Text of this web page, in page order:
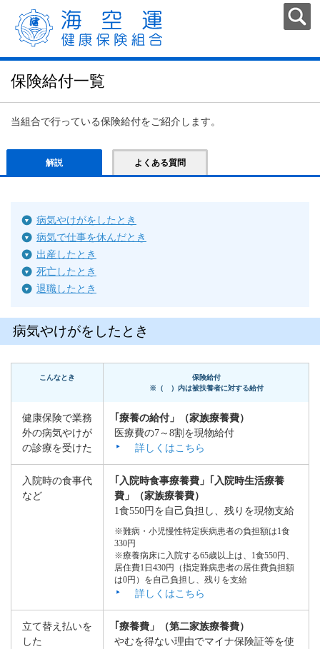
保険給付一覧
当組合で行っている保険給付をご紹介します。
解説 よくある質問
病気やけがをしたとき
病気で仕事を休んだとき
出産したとき
死亡したとき
退職したとき
病気やけがをしたとき
こんなとき
保険給付
※（ ）内は被扶養者に対する給付
健康保険で業務
外の病気やけが
の診療を受けた
｢療養の給付」（家族療養費）
医療費の7～8割を現物給付
詳しくはこちら
入院時の食事代
など
｢入院時食事療養費」｢入院時生活療養
費」（家族療養費）
1食550円を自己負担し、残りを現物支給
※難病・小児慢性特定疾病患者の負担額は1食
330円
※療養病床に入院する65歳以上は、1食550円、
居住費1日430円（指定難病患者の居住費負担額
は0円）を自己負担し、残りを支給
詳しくはこちら
立て替え払いを
した
｢療養費」（第二家族療養費）
やむを得ない理由でマイナ保険証等を使